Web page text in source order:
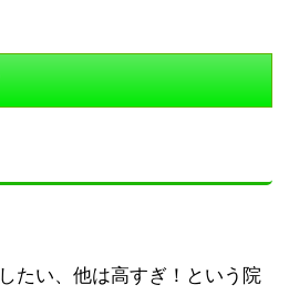
たい、他は高すぎ！という院